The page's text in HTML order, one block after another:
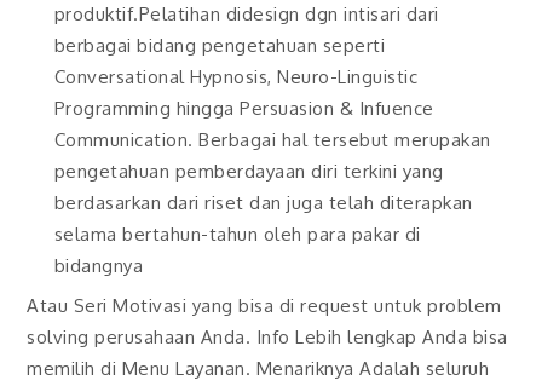
produktif.Pelatihan didesign dgn intisari dari
berbagai bidang pengetahuan seperti
Conversational Hypnosis, Neuro-Linguistic
Programming hingga Persuasion & Infuence
Communication. Berbagai hal tersebut merupakan
pengetahuan pemberdayaan diri terkini yang
berdasarkan dari riset dan juga telah diterapkan
selama bertahun-tahun oleh para pakar di
bidangnya
Atau Seri Motivasi yang bisa di request untuk problem
solving perusahaan Anda. Info Lebih lengkap Anda bisa
memilih di Menu Layanan. Menariknya Adalah seluruh